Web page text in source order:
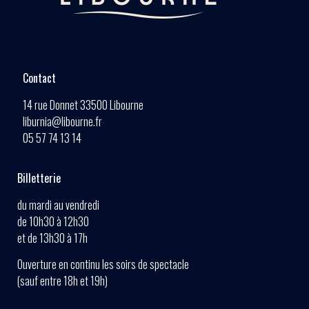
Contact
14 rue Donnet 33500 Libourne
liburnia@libourne.fr
05 57 74 13 14
Billetterie
du mardi au vendredi
de 10h30 à 12h30
et de 13h30 à 17h
Ouverture en continu les soirs de spectacle
(sauf entre 18h et 19h)